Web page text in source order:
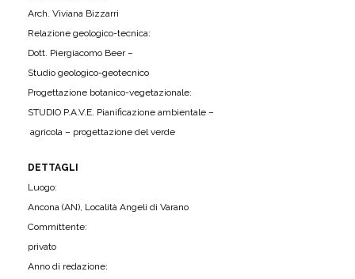
Arch. Viviana Bizzarri
Relazione geologico-tecnica:
Dott. Piergiacomo Beer –
Studio geologico-geotecnico
Progettazione botanico-vegetazionale:
STUDIO P.A.V.E. Pianificazione ambientale –
agricola – progettazione del verde
DETTAGLI
Luogo:
Ancona (AN), Località Angeli di Varano
Committente:
privato
Anno di redazione: